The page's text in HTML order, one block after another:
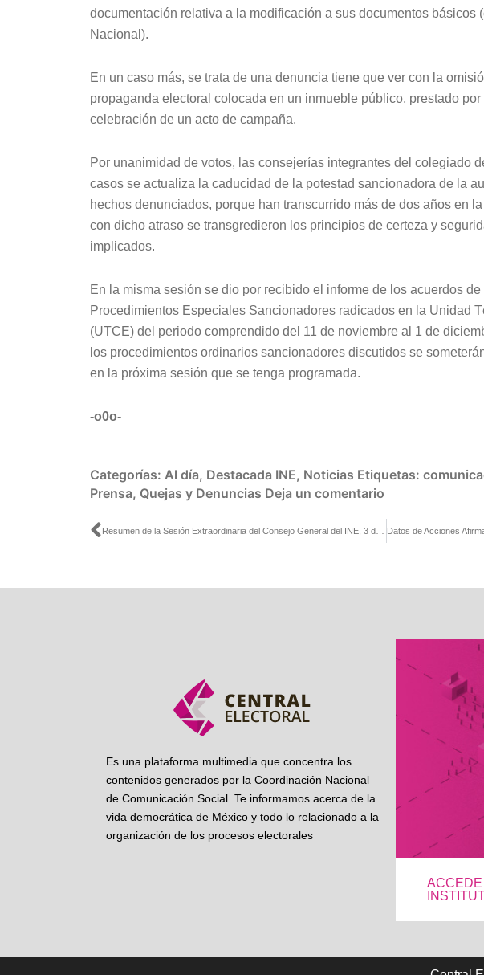
documentación relativa a la modificación a sus documentos básicos
Nacional).
En un caso más, se trata de una denuncia tiene que ver con la
propaganda electoral colocada en un inmueble público, prestado
celebración de un acto de campaña.
Por unanimidad de votos, las consejerías integrantes del colegiado
casos se actualiza la caducidad de la potestad sancionadora de la
hechos denunciados, porque han transcurrido más de dos años en
con dicho atraso se transgredieron los principios de certeza y
implicados.
En la misma sesión se dio por recibido el informe de los acuerdos
Procedimientos Especiales Sancionadores radicados en la Unidad
(UTCE) del periodo comprendido del 11 de noviembre al 1 de
los procedimientos ordinarios sancionadores discutidos se
en la próxima sesión que se tenga programada.
-o0o-
Categorías: Al día, Destacada INE, Noticias Etiquetas:
Prensa, Quejas y Denuncias Deja un comentario
Ant
Es una plataforma multimedia que concentra los
contenidos generados por la Coordinación Nacional
de Comunicación Social. Te informamos acerca de la
vida democrática de México y todo lo relacionado a la
organización de los procesos electorales
ACCEDE